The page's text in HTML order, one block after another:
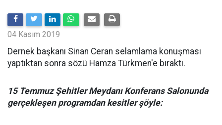
04 Kasım 2019
Dernek başkanı Sinan Ceran selamlama konuşması
yaptıktan sonra sözü Hamza Türkmen'e bıraktı.
15 Temmuz Şehitler Meydanı Konferans Salonunda
gerçekleşen programdan kesitler şöyle: